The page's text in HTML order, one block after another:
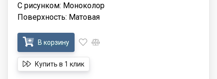
С рисунком: Моноколор
Поверхность: Матовая
В корзину
Купить в 1 клик